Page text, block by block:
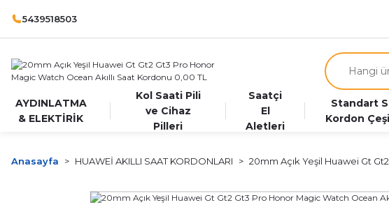
5439518503
AYDINLATMA
& ELEKTİRİK
Kol Saati Pili
ve Cihaz
Pilleri
Saatçi
El
Aletleri
Standart
Kordon
Anasayfa HUAWEİ AKILLI SAAT KORDONLARI 20mm Açık Yeşil Huawei Gt